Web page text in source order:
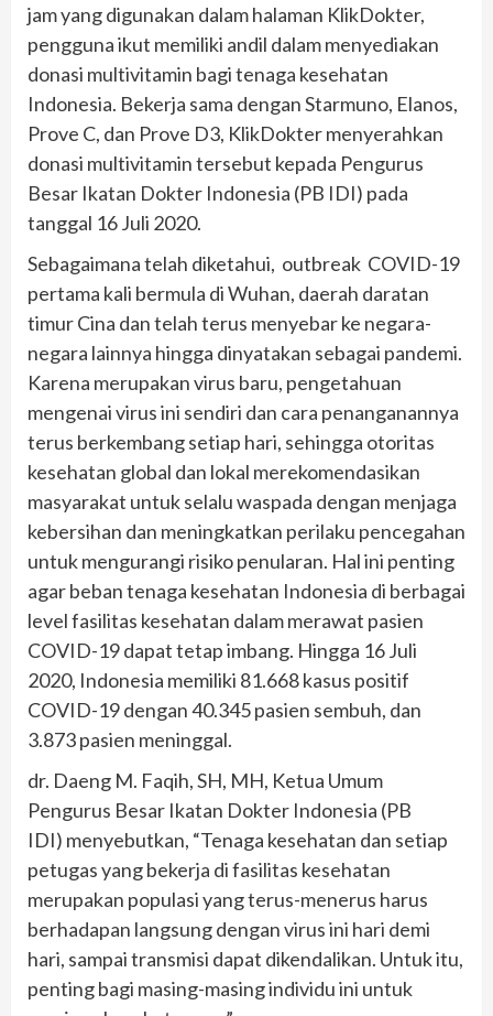
jam yang digunakan dalam halaman KlikDokter,
pengguna ikut memiliki andil dalam menyediakan
donasi multivitamin bagi tenaga kesehatan
Indonesia. Bekerja sama dengan Starmuno, Elanos,
Prove C, dan Prove D3, KlikDokter menyerahkan
donasi multivitamin tersebut kepada Pengurus
Besar Ikatan Dokter Indonesia (PB IDI) pada
tanggal 16 Juli 2020.
Sebagaimana telah diketahui, outbreak COVID-19
pertama kali bermula di Wuhan, daerah daratan
timur Cina dan telah terus menyebar ke negara-
negara lainnya hingga dinyatakan sebagai pandemi.
Karena merupakan virus baru, pengetahuan
mengenai virus ini sendiri dan cara penanganannya
terus berkembang setiap hari, sehingga otoritas
kesehatan global dan lokal merekomendasikan
masyarakat untuk selalu waspada dengan menjaga
kebersihan dan meningkatkan perilaku pencegahan
untuk mengurangi risiko penularan. Hal ini penting
agar beban tenaga kesehatan Indonesia di berbagai
level fasilitas kesehatan dalam merawat pasien
COVID-19 dapat tetap imbang. Hingga 16 Juli
2020, Indonesia memiliki 81.668 kasus positif
COVID-19 dengan 40.345 pasien sembuh, dan
3.873 pasien meninggal.
dr. Daeng M. Faqih, SH, MH, Ketua Umum
Pengurus Besar Ikatan Dokter Indonesia (PB
IDI) menyebutkan, “Tenaga kesehatan dan setiap
petugas yang bekerja di fasilitas kesehatan
merupakan populasi yang terus-menerus harus
berhadapan langsung dengan virus ini hari demi
hari, sampai transmisi dapat dikendalikan. Untuk itu,
penting bagi masing-masing individu ini untuk